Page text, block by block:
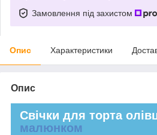
Замовлення під захистом
Опис Характеристики
Опис
Свічки для торта
малюнком